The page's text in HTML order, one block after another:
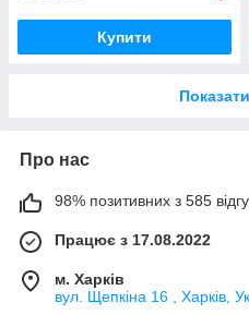
Купити
Про нас
98% позитивних з 585
Працює з 17.08.2022
м. Харків
вул. Щепкіна 16 , Харків,